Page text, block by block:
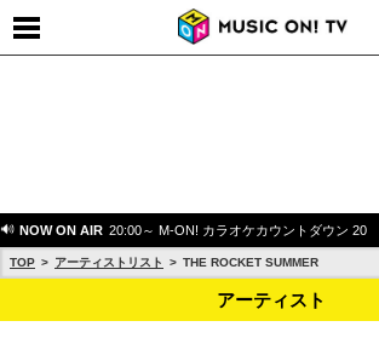
NOW ON AIR 20:00～ M-ON! カラオケカウントダウン 20
TOP アーティストリスト THE ROCKET SUMMER
アーティスト